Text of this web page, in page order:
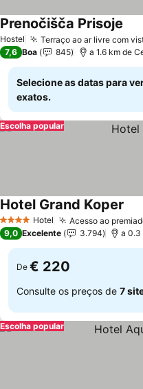
Hostel Terraço ao ar livre com
Prenočišča Prisoje
7,6 Boa 845 a 1.6 km de
Selecione as datas para
exatos.
Escolha popular
4 EstrelasHotel Acesso ao
Hotel Grand Koper
9,0 Excelente 3.794 a 0.3
De € 220
Consulte os preços de 7
Escolha popular